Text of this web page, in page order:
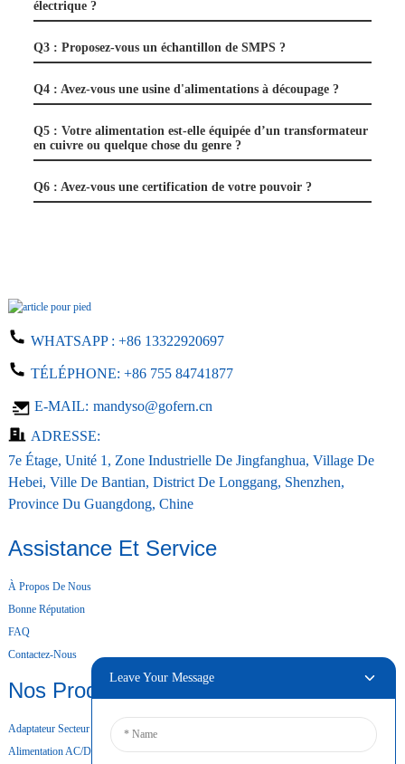
électrique ?
Q3 : Proposez-vous un échantillon de SMPS ?
Q4 : Avez-vous une usine d'alimentations à découpage ?
Q5 : Votre alimentation est-elle équipée d’un transformateur
en cuivre ou quelque chose du genre ?
Q6 : Avez-vous une certification de votre pouvoir ?
WHATSAPP : +86 13322920697
TÉLÉPHONE: +86 755 84741877
E-MAIL: mandyso@gofern.cn
ADRESSE:
7e Étage, Unité 1, Zone Industrielle De Jingfanghua, Village De
Hebei, Ville De Bantian, District De Longgang, Shenzhen,
Province Du Guangdong, Chine
Assistance Et Service
À Propos De Nous
Bonne Réputation
FAQ
Contactez-Nous
Nos Produits
Adaptateur Secteur De Bureau
Alimentation AC/DC
Leave Your Message